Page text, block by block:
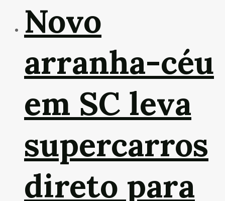
Novo
arranha-céu
em SC leva
supercarros
direto para